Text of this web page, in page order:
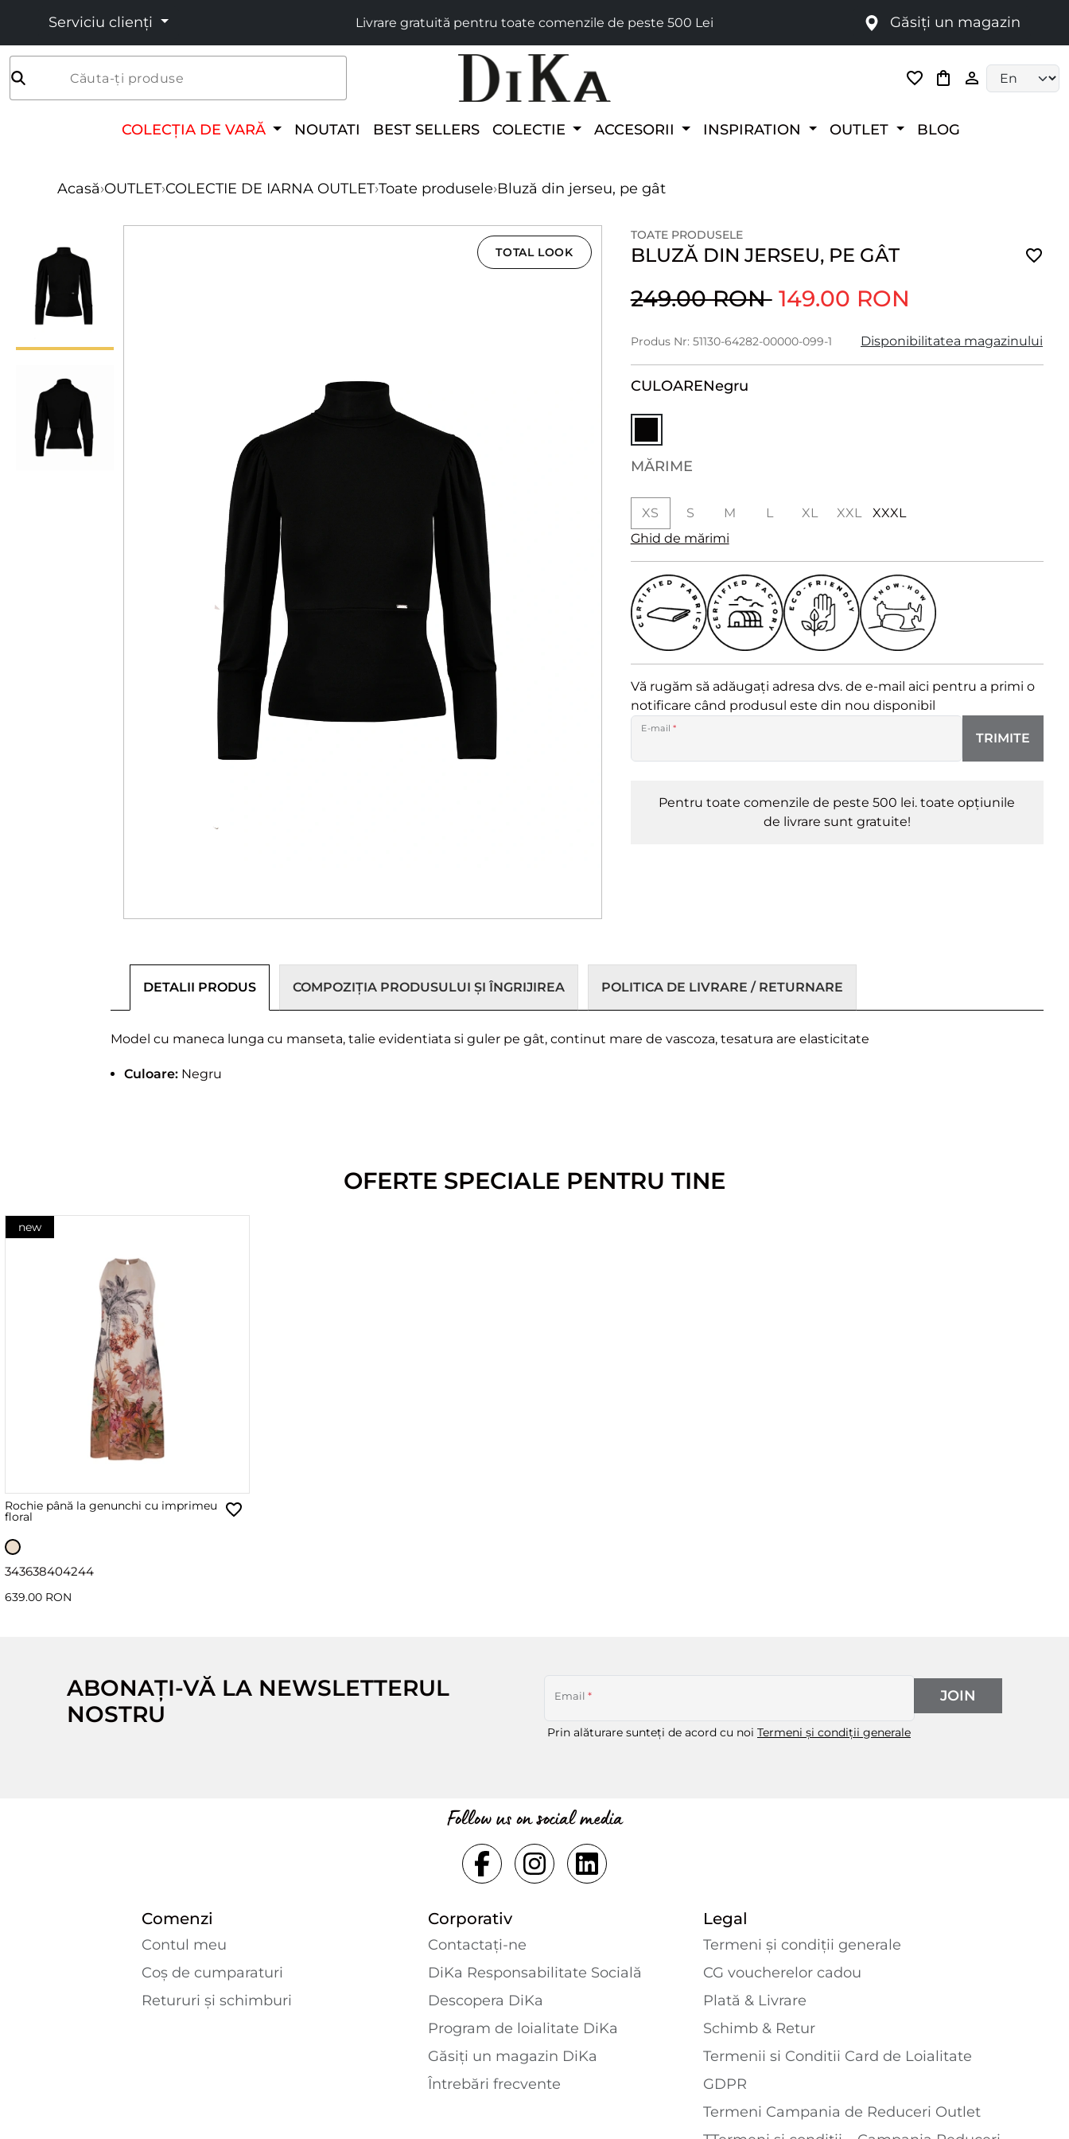
Serviciu clienți Livrare gratuită pentru toate comenzile de peste 500 Lei Găsiți un magazin
Căuta-ți produse
COLECȚIA DE VARĂ NOUTATI BEST SELLERS COLECTIE ACCESORII INSPIRATION OUTLET BLOG
Acasă›OUTLET›COLECTIE DE IARNA OUTLET›Toate produsele›Bluză din jerseu, pe gât
TOTAL LOOK
TOATE PRODUSELE
BLUZĂ DIN JERSEU, PE GÂT
249.00 RON 149.00 RON
Produs Nr: 51130-64282-00000-099-1 Disponibilitatea magazinului
CULOARENegru
MĂRIME
XS S M L XL XXL
XXXL
Ghid de mărimi
Vă rugăm să adăugați adresa dvs. de e-mail aici pentru a primi o
notificare când produsul este din nou disponibil
E-mail *
TRIMITE
Pentru toate comenzile de peste 500 lei. toate opțiunile
de livrare sunt gratuite!
DETALII PRODUS COMPOZIȚIA PRODUSULUI ȘI ÎNGRIJIREA POLITICA DE LIVRARE / RETURNARE
Model cu maneca lunga cu manseta, talie evidentiata si guler pe gât, continut mare de vascoza, tesatura are elasticitate
Culoare: Negru
OFERTE SPECIALE PENTRU TINE
new
Rochie până la genunchi cu imprimeu
floral
343638404244
639.00 RON
ABONAȚI-VĂ LA NEWSLETTERUL
NOSTRU
Email *
Prin alăturare sunteți de acord cu noi Termeni și condiții generale
JOIN
Follow us on social media
Comenzi
Contul meu
Coș de cumparaturi
Retururi și schimburi
Corporativ
Contactaţi-ne
DiKa Responsabilitate Socială
Descopera DiKa
Program de loialitate DiKa
Găsiți un magazin DiKa
Întrebări frecvente
Legal
Termeni și condiții generale
CG voucherelor cadou
Plată & Livrare
Schimb & Retur
Termenii si Conditii Card de Loialitate
GDPR
Termeni Campania de Reduceri Outlet